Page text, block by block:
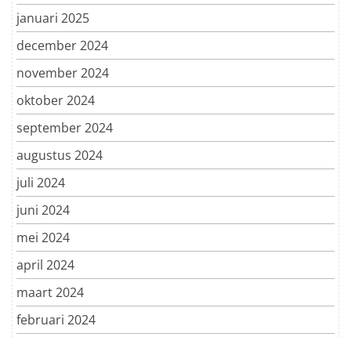
januari 2025
december 2024
november 2024
oktober 2024
september 2024
augustus 2024
juli 2024
juni 2024
mei 2024
april 2024
maart 2024
februari 2024